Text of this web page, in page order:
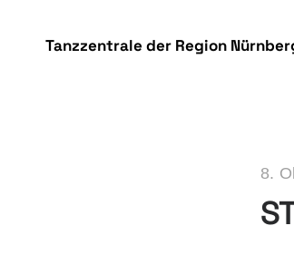
Tanzzentrale der Region
8.